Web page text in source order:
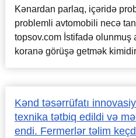
Kənardan parlaq, içəridə
problemli avtomobili necə
topsov.com İstifadə olunmuş
koranə görüşə getmək
Kənd təsərrüfatı
texnika tətbiq edildi və
endi. Fermerlər təlim